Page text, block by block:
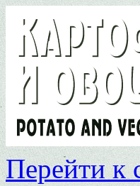
Перейти к